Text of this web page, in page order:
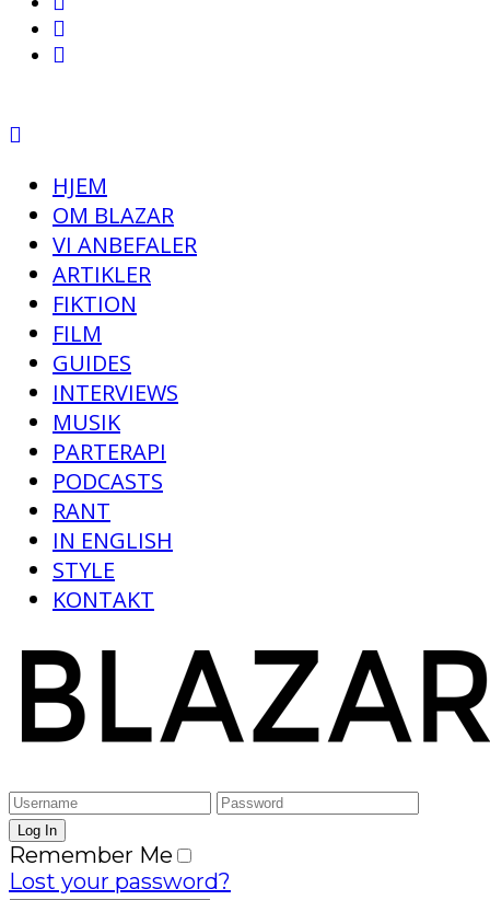
HJEM
OM BLAZAR
VI ANBEFALER
ARTIKLER
FIKTION
FILM
GUIDES
INTERVIEWS
MUSIK
PARTERAPI
PODCASTS
RANT
IN ENGLISH
STYLE
KONTAKT
Remember Me
Lost your password?